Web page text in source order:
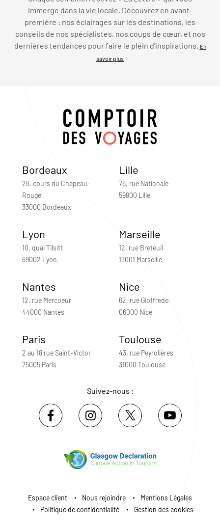
immerge dans la vie locale. Découvrez en avant-
première : nos éclairages sur les destinations, les
conseils de nos spécialistes, nos coups de cœur, et nos
dernières tendances pour faire le plein d’inspirations.
En
savoir plus
Bordeaux
26, cours du Chapeau-
Rouge
33000 Bordeaux
Lille
76, rue Nationale
59800 Lille
Lyon
10, quai Tilsitt
69002 Lyon
Marseille
12, rue Breteuil
13001 Marseille
Nantes
12, rue Mercoeur
44000 Nantes
Nice
62, rue Gioffredo
06000 Nice
Paris
2 au 18 rue Saint-Victor
75005 Paris
Toulouse
43, rue Peyrolières
31000 Toulouse
Suivez-nous :
Espace client Nous rejoindre
Mentions Légales
Politique de confidentialité
Gestion des cookies